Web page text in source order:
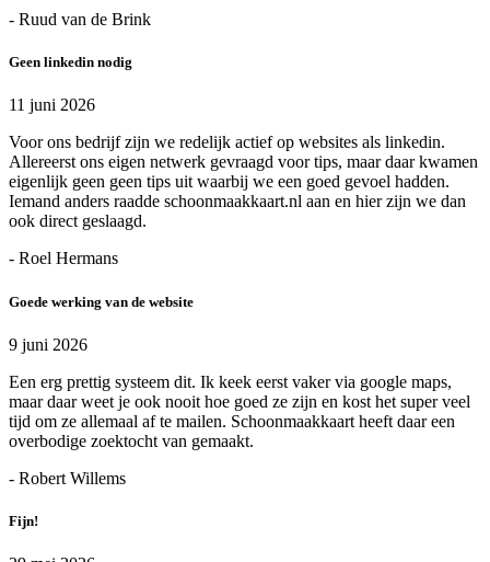
- Ruud van de Brink
Geen linkedin nodig
11 juni 2026
Voor ons bedrijf zijn we redelijk actief op websites als linkedin.
Allereerst ons eigen netwerk gevraagd voor tips, maar daar kwamen
eigenlijk geen geen tips uit waarbij we een goed gevoel hadden.
Iemand anders raadde schoonmaakkaart.nl aan en hier zijn we dan
ook direct geslaagd.
- Roel Hermans
Goede werking van de website
9 juni 2026
Een erg prettig systeem dit. Ik keek eerst vaker via google maps,
maar daar weet je ook nooit hoe goed ze zijn en kost het super veel
tijd om ze allemaal af te mailen. Schoonmaakkaart heeft daar een
overbodige zoektocht van gemaakt.
- Robert Willems
Fijn!